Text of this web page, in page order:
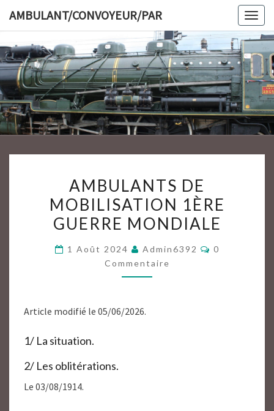
content
AMBULANT/CONVOYEUR/PAR
DE
MOBILISATION
1ÈRE
MONDIALE
AMBULANTS DE
MOBILISATION 1ÈRE
GUERRE MONDIALE
1 Août 2024 Admin6392
0
Commentaire
Article modifié le 05/06/2026.
1/ La situation.
2/ Les oblitérations.
Le 03/08/1914.